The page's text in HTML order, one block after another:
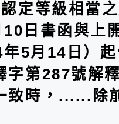
定等級相當
日書函與上
5月14日）
字第287號解
致時，......除